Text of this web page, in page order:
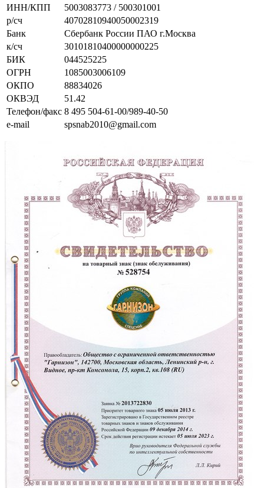
ИНН/КПП
5003083773 / 500301001
р/сч
40702810940050002319
Банк
Сбербанк России ПАО г.Москва
к/сч
30101810400000000225
БИК
044525225
ОГРН
1085003006109
ОКПО
88834026
ОКВЭД
51.42
Телефон/факс 8 495 504-61-00/989-40-50
e-mail
spsnab2010@gmail.com